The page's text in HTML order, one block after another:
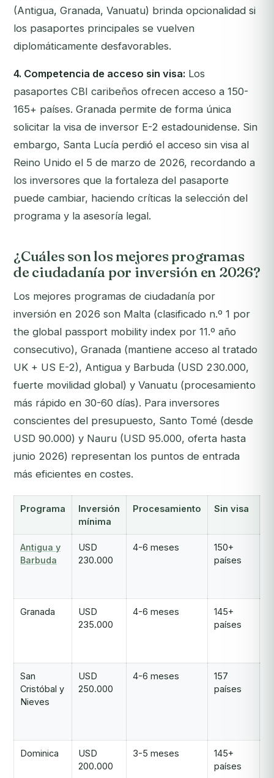
(Antigua, Granada, Vanuatu) brinda opcionalidad si
los pasaportes principales se vuelven
diplomáticamente desfavorables.
4. Competencia de acceso sin visa: Los
pasaportes CBI caribeños ofrecen acceso a 150-
165+ países. Granada permite de forma única
solicitar la visa de inversor E-2 estadounidense. Sin
embargo, Santa Lucía perdió el acceso sin visa al
Reino Unido el 5 de marzo de 2026, recordando a
los inversores que la fortaleza del pasaporte
puede cambiar, haciendo críticas la selección del
programa y la asesoría legal.
¿Cuáles son los mejores programas
de ciudadanía por inversión en 2026?
Los mejores programas de ciudadanía por
inversión en 2026 son Malta (clasificado n.º 1 por
the global passport mobility index por 11.º año
consecutivo), Granada (mantiene acceso al tratado
UK + US E-2), Antigua y Barbuda (USD 230.000,
fuerte movilidad global) y Vanuatu (procesamiento
más rápido en 30-60 días). Para inversores
conscientes del presupuesto, Santo Tomé (desde
USD 90.000) y Nauru (USD 95.000, oferta hasta
junio 2026) representan los puntos de entrada
más eficientes en costes.
Programa
Inversión
mínima
Procesamiento Sin visa
Antigua y
Barbuda
USD
230.000
4-6 meses
150+
países
Granada
USD
235.000
4-6 meses
145+
países
San
Cristóbal y
Nieves
USD
250.000
4-6 meses
157
países
Dominica
USD
200.000
3-5 meses
145+
países